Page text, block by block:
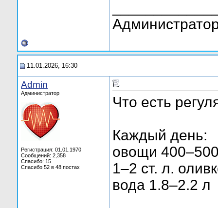
11.01.2026, 16:30
Admin
Администратор
Регистрация: 01.01.1970
Сообщений: 2,358
Спасибо: 15
Спасибо 52 в 48 постах
Что есть
Каждый день:
овощи
1–2 ст. л.
вода 1.8–2.2 л